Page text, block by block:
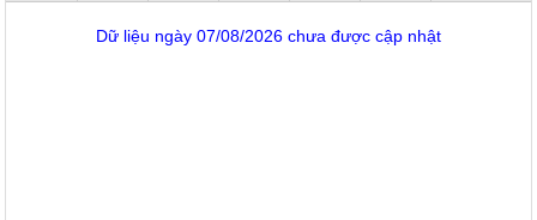
Dữ liệu ngày 07/08/2026 chưa được cập nhật